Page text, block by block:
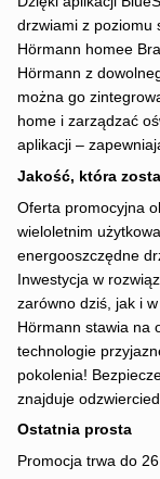
drzwiami z poziomu
Hörmann homee
Hörmann z
można go
home i zarządzać
aplikacji –
Jakość, która
Oferta promocyjna
wieloletnim
energooszczędne
Inwestycja w
zarówno dziś, jak i
Hörmann stawia na
technologie
pokolenia!
znajduje
Ostatnia prosta
Promocja trwa do